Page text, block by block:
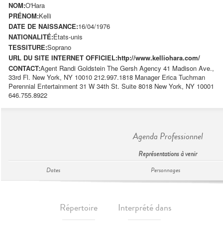
NOM:O'Hara
PRÉNOM:Kelli
DATE DE NAISSANCE:16/04/1976
NATIONALITÉ:États-unis
TESSITURE:Soprano
URL DU SITE INTERNET OFFICIEL:http://www.kelliohara.com/
CONTACT:Agent Randi Goldstein The Gersh Agency 41 Madison Ave.,
33rd Fl. New York, NY 10010 212.997.1818 Manager Erica Tuchman
Perennial Entertainment 31 W 34th St. Suite 8018 New York, NY 10001
646.755.8922
Agenda Professionnel
Représentations à venir
Dates Personnages
Répertoire Interprété dans